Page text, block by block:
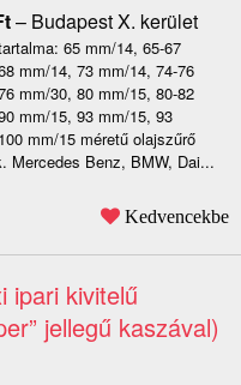
– Budapest X. kerület
65 mm/14, 65-67
mm/14, 73 mm/14, 74-76
mm/30, 80 mm/15, 80-82
mm/15, 93 mm/15, 93
mm/15 méretű olajszűrő
Mercedes Benz, BMW, Dai...
Kedvencekbe
ipari kivitelű
jellegű kaszával)